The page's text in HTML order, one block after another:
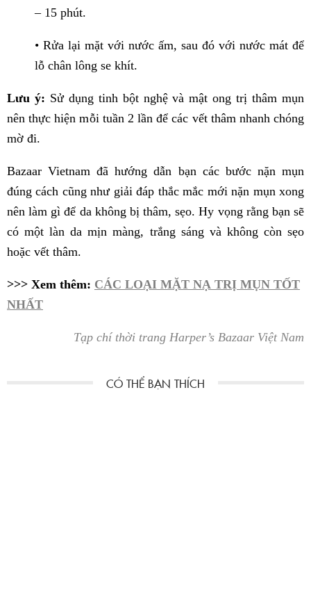
– 15 phút.
• Rửa lại mặt với nước ấm, sau đó với nước mát để
lỗ chân lông se khít.
Lưu ý: Sử dụng tinh bột nghệ và mật ong trị thâm mụn
nên thực hiện mỗi tuần 2 lần để các vết thâm nhanh chóng
mờ đi.
Bazaar Vietnam đã hướng dẫn bạn các bước nặn mụn
đúng cách cũng như giải đáp thắc mắc mới nặn mụn xong
nên làm gì để da không bị thâm, sẹo. Hy vọng rằng bạn sẽ
có một làn da mịn màng, trắng sáng và không còn sẹo
hoặc vết thâm.
>>> Xem thêm: CÁC LOẠI MẶT NẠ TRỊ MỤN TỐT
NHẤT
Tạp chí thời trang Harper’s Bazaar Việt Nam